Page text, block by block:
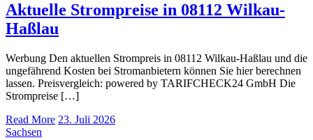
Aktuelle Strompreise in 08112 Wilkau-
Haßlau
Werbung Den aktuellen Strompreis in 08112 Wilkau-Haßlau und die
ungefährend Kosten bei Stromanbietern können Sie hier berechnen
lassen. Preisvergleich: powered by TARIFCHECK24 GmbH Die
Strompreise […]
Read More 23. Juli 2026
Sachsen